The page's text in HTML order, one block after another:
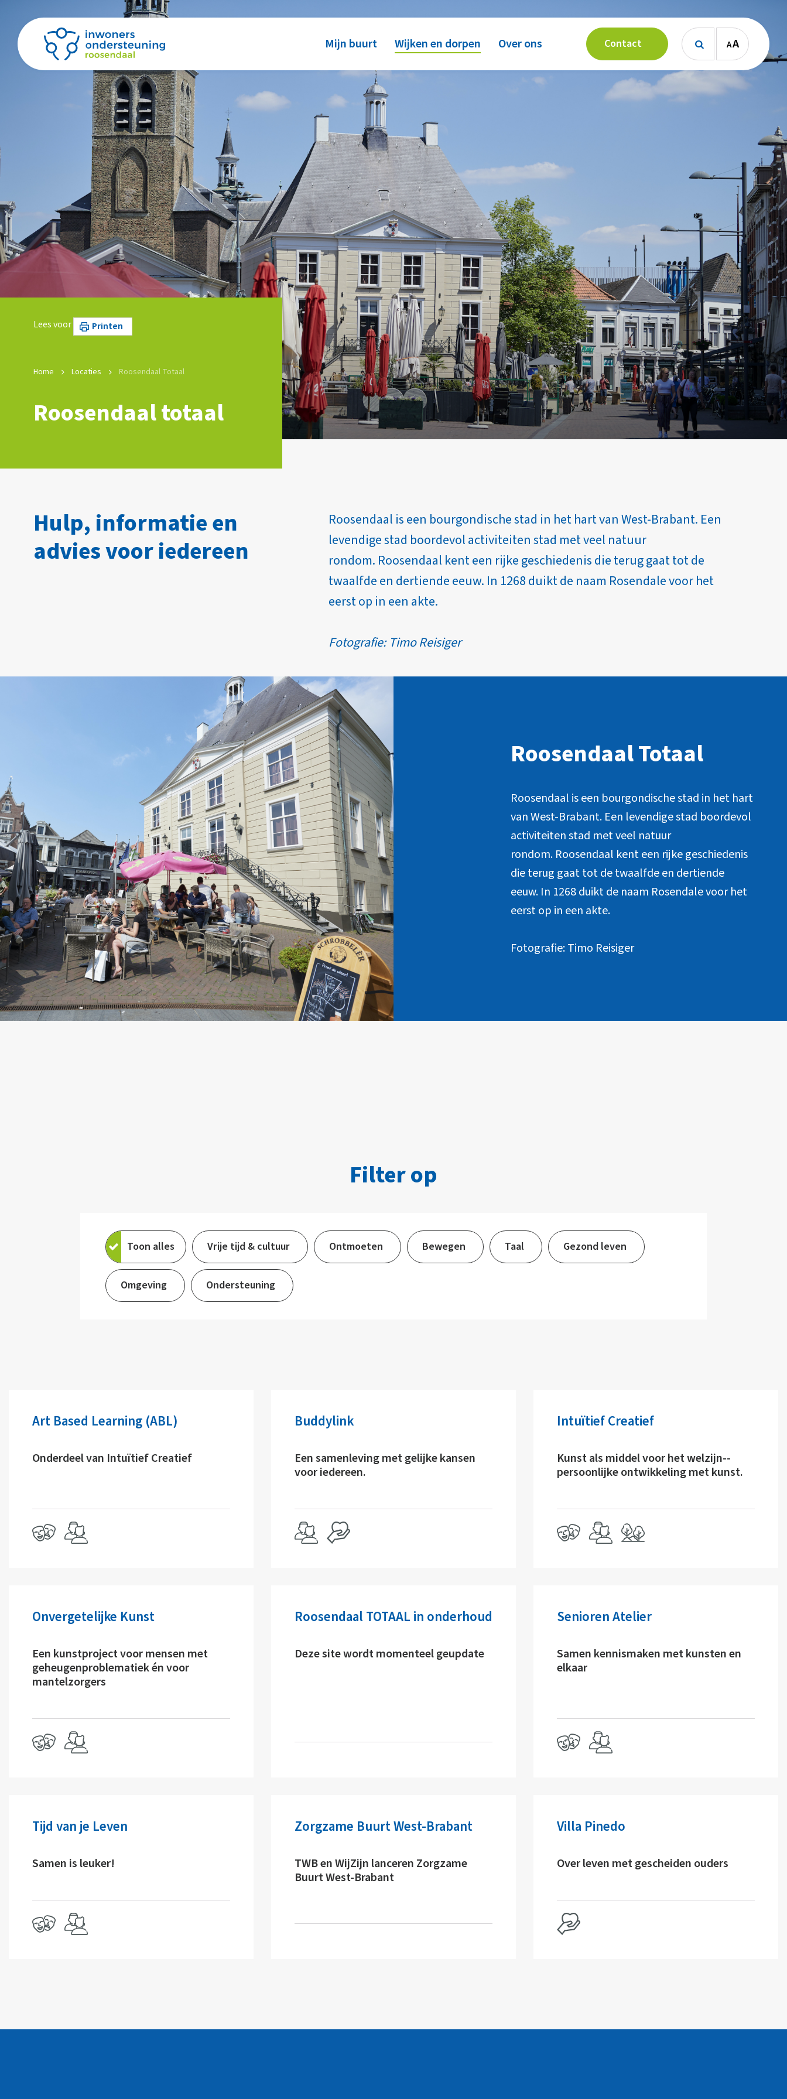
Mijn buurt Wijken en dorpen Over ons Contact  AA
Lees voor Printen
Home Locaties Roosendaal Totaal
Roosendaal totaal
Hulp, informatie en
advies voor iedereen
Roosendaal is een bourgondische stad in het hart van West-Brabant. Een
levendige stad boordevol activiteiten stad met veel natuur
rondom. Roosendaal kent een rijke geschiedenis die terug gaat tot de
twaalfde en dertiende eeuw. In 1268 duikt de naam Rosendale voor het
eerst op in een akte.
Fotografie: Timo Reisiger
Roosendaal Totaal
Roosendaal is een bourgondische stad in het hart
van West-Brabant. Een levendige stad boordevol
activiteiten stad met veel natuur
rondom. Roosendaal kent een rijke geschiedenis
die terug gaat tot de twaalfde en dertiende
eeuw. In 1268 duikt de naam Rosendale voor het
eerst op in een akte.
Fotografie: Timo Reisiger
Filter op
Toon alles Vrije tijd & cultuur Ontmoeten Bewegen Taal Gezond leven
Omgeving Ondersteuning
Art Based Learning (ABL)
Onderdeel van Intuïtief Creatief
Buddylink
Een samenleving met gelijke kansen
voor iedereen.
Intuïtief Creatief
Kunst als middel voor het welzijn--
persoonlijke ontwikkeling met kunst.
Onvergetelijke Kunst
Een kunstproject voor mensen met
geheugenproblematiek én voor
mantelzorgers
Roosendaal TOTAAL in onderhoud
Deze site wordt momenteel geupdate
Senioren Atelier
Samen kennismaken met kunsten en
elkaar
Tijd van je Leven
Samen is leuker!
Zorgzame Buurt West-Brabant
TWB en WijZijn lanceren Zorgzame
Buurt West-Brabant
Villa Pinedo
Over leven met gescheiden ouders